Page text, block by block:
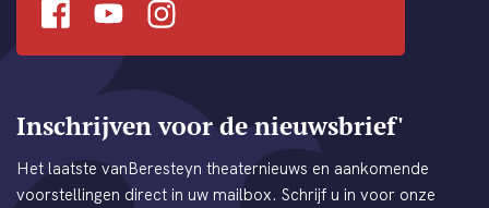
FacebookYoutubeInstagram
Inschrijven voor de nieuwsbrief'
Het laatste vanBeresteyn theaternieuws en aankomende
voorstellingen direct in uw mailbox. Schrijf u in voor onze